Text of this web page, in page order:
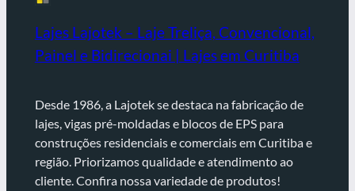
Lajes Lajotek – Laje Treliça, Convencional,
Painel e Bidirecionai | Lajes em Curitiba
Desde 1986, a Lajotek se destaca na fabricação de
lajes, vigas pré-moldadas e blocos de EPS para
construções residenciais e comerciais em Curitiba e
região. Priorizamos qualidade e atendimento ao
cliente. Confira nossa variedade de produtos!